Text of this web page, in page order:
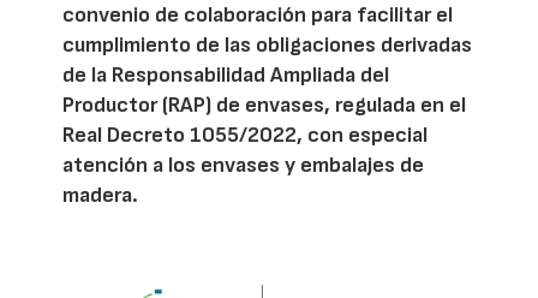
convenio de colaboración para facilitar el
cumplimiento de las obligaciones derivadas
de la Responsabilidad Ampliada del
Productor (RAP) de envases, regulada en el
Real Decreto 1055/2022, con especial
atención a los envases y embalajes de
madera.